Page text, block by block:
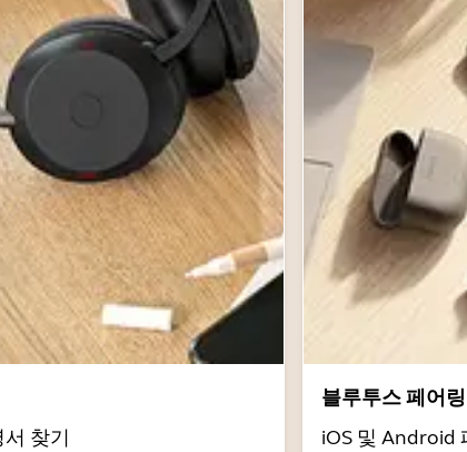
찾기
블루투스 페어
iOS 및 Android